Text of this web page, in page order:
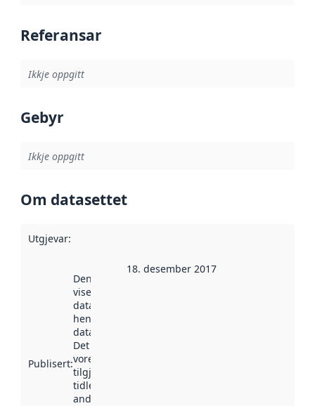
Referansar
Ikkje oppgitt
Gebyr
Ikkje oppgitt
Om datasettet
Utgjevar:
Publisert:
Denne datoen
viser når
datasettet vart
henta inn av
data.norge.no.
Det kan ha
vore
tilgjengeleg
tidlegare
andre stader.
18. desember 2017